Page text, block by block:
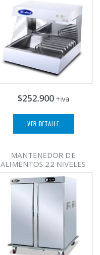
$252.900 +iva
VER DETALLE
MANTENEDOR DE
ALIMENTOS 22 NIVELES